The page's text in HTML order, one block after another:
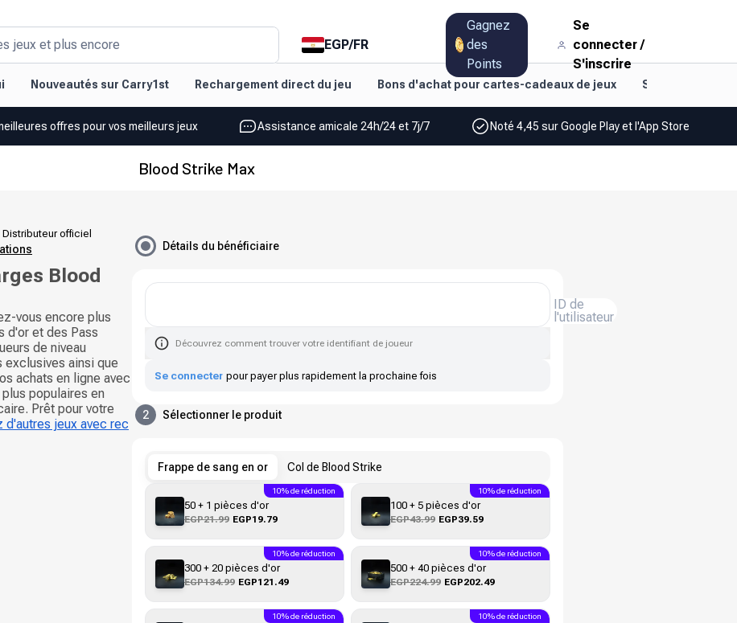
jeux et plus encore EGP/FR
Gagnez
des
Points
Se
connecter/
S'inscrire
Nouveautés sur Carry1st Rechargement direct du jeu Bons d'achat pour cartes-cadeaux de jeux Style de vie et
offres pour vos meilleurs jeux Assistance amicale 24h/24 et 7j/7 Noté 4,45 sur Google Play et l'App Store
Blood Strike Max
Distributeur officiel
Blood
vous encore plus
d'or et des Pass
de niveau
ainsi que
achats en ligne avec
populaires en
Prêt pour votre
d'autres jeux avec rec
Détails du bénéficiaire
ID de
l'utilisateur
Découvrez comment trouver votre identifiant de joueur
Se connecter pour payer plus rapidement la prochaine fois
2 Sélectionner le produit
Frappe de sang en or Col de Blood Strike
50 + 1 pièces d'or
EGP21.99 EGP19.79
10% de réduction
100 + 5 pièces d'or
EGP43.99 EGP39.59
10% de réduction
300 + 20 pièces d'or
EGP134.99 EGP121.49
10% de réduction
500 + 40 pièces d'or
EGP224.99 EGP202.49
10% de réduction
10% de réduction 10% de réduction